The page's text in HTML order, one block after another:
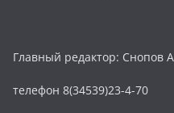
Главный редактор: Снопов
телефон 8(34539)23-4-70